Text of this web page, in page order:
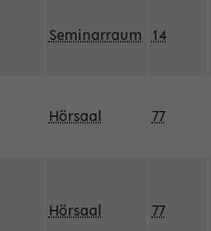
Seminarraum 14
Hörsaal 77
Hörsaal 77